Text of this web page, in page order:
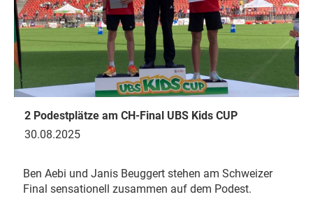
2 Podestplätze am CH-Final UBS Kids CUP
30.08.2025
Ben Aebi und Janis Beuggert stehen am Schweizer
Final sensationell zusammen auf dem Podest.